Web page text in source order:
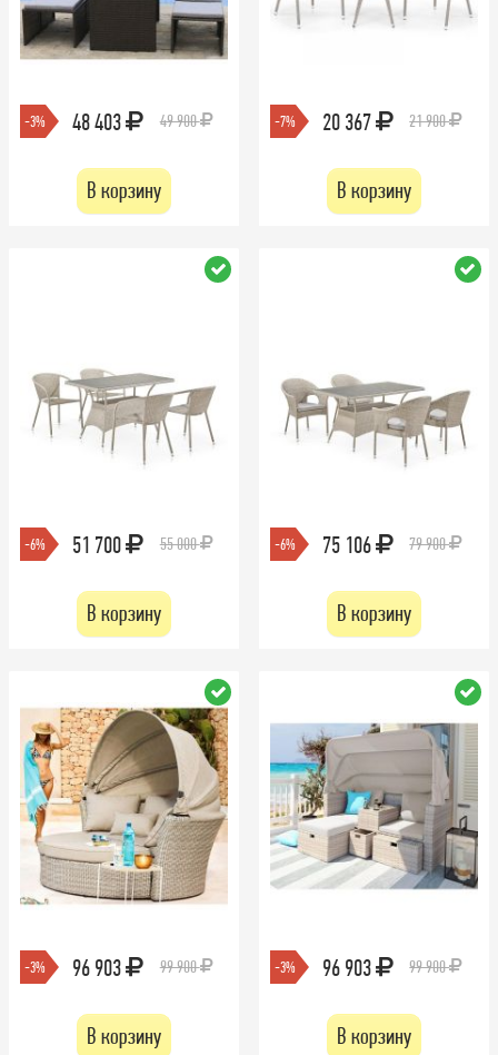
-3% 48 403 49 900
В корзину
-7% 20 367 21 900
В корзину
-6% 51 700 55 000
В корзину
-6% 75 106 79 900
В корзину
-3% 96 903 99 900
В корзину
-3% 96 903 99 900
В корзину